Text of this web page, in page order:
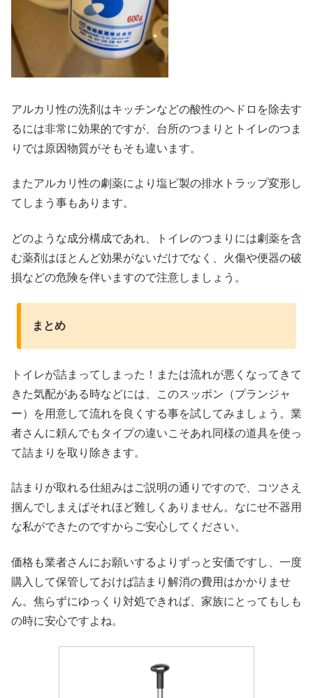
アルカリ性の洗剤はキッチンなどの酸性のヘドロを除去す
るには非常に効果的ですが、台所のつまりとトイレのつま
りでは原因物質がそもそも違います。
またアルカリ性の劇薬により塩ビ製の排水トラップ変形し
てしまう事もあります。
どのような成分構成であれ、トイレのつまりには劇薬を含
む薬剤はほとんど効果がないだけでなく、火傷や便器の破
損などの危険を伴いますので注意しましょう。
まとめ
トイレが詰まってしまった！または流れが悪くなってきて
きた気配がある時などには、このスッポン（プランジャ
ー）を用意して流れを良くする事を試してみましょう。業
者さんに頼んでもタイプの違いこそあれ同様の道具を使っ
て詰まりを取り除きます。
詰まりが取れる仕組みはご説明の通りですので、コツさえ
掴んでしまえばそれほど難しくありません。なにせ不器用
な私ができたのですからご安心してください。
価格も業者さんにお願いするよりずっと安価ですし、一度
購入して保管しておけば詰まり解消の費用はかかりませ
ん。焦らずにゆっくり対処できれば、家族にとってもしも
の時に安心ですよね。